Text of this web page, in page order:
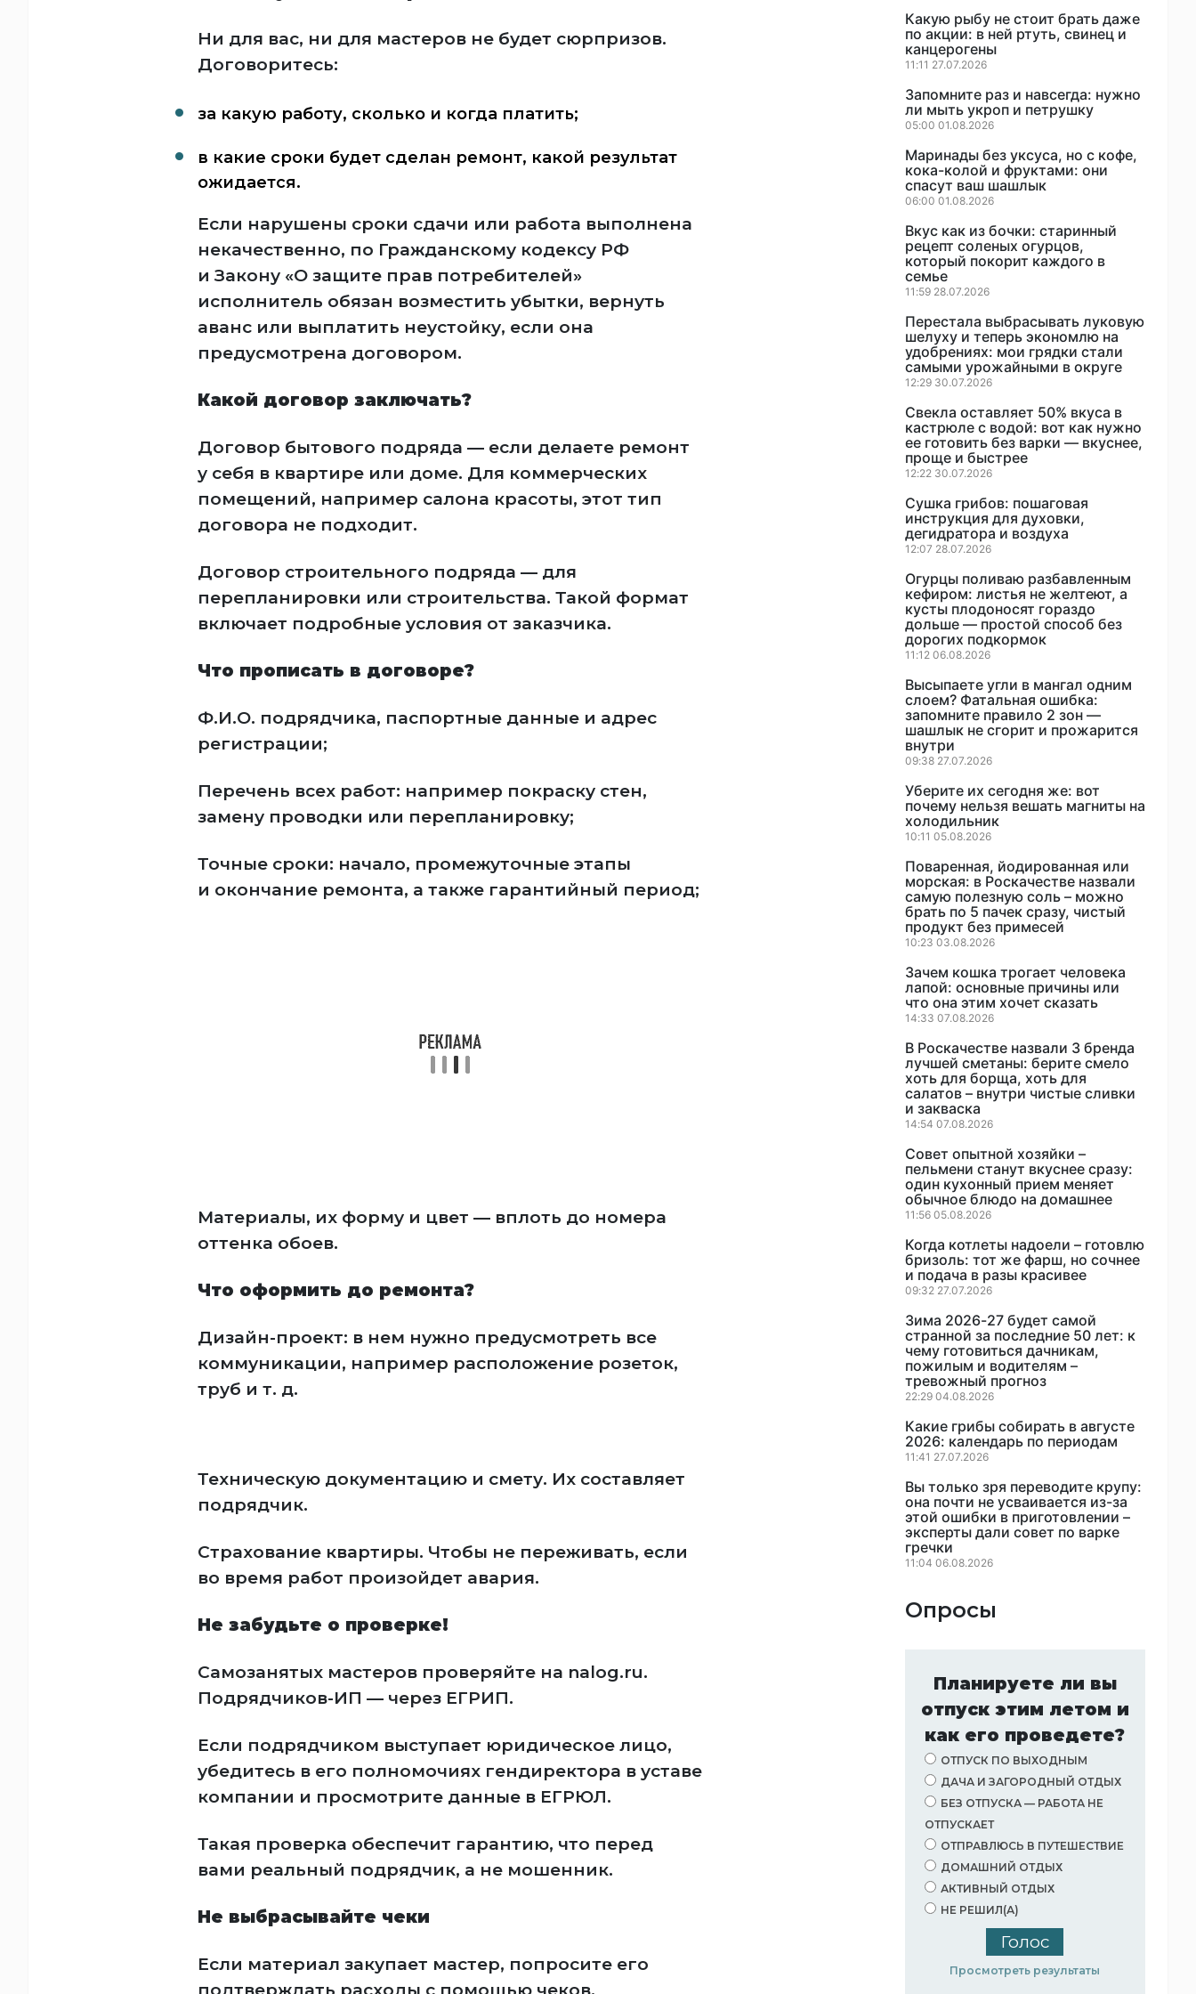
Ни для вас, ни для мастеров не будет сюрпризов.
Договоритесь:
за какую работу, сколько и когда платить;
в какие сроки будет сделан ремонт, какой результат
ожидается.
Если нарушены сроки сдачи или работа выполнена
некачественно, по Гражданскому кодексу РФ
и Закону «О защите прав потребителей»
исполнитель обязан возместить убытки, вернуть
аванс или выплатить неустойку, если она
предусмотрена договором.
Какой договор заключать?
Договор бытового подряда — если делаете ремонт
у себя в квартире или доме. Для коммерческих
помещений, например салона красоты, этот тип
договора не подходит.
Договор строительного подряда — для
перепланировки или строительства. Такой формат
включает подробные условия от заказчика.
Что прописать в договоре?
Ф.И.О. подрядчика, паспортные данные и адрес
регистрации;
Перечень всех работ: например покраску стен,
замену проводки или перепланировку;
Точные сроки: начало, промежуточные этапы
и окончание ремонта, а также гарантийный период;
Материалы, их форму и цвет — вплоть до номера
оттенка обоев.
Что оформить до ремонта?
Дизайн-проект: в нем нужно предусмотреть все
коммуникации, например расположение розеток,
труб и т. д.
Техническую документацию и смету. Их составляет
подрядчик.
Страхование квартиры. Чтобы не переживать, если
во время работ произойдет авария.
Не забудьте о проверке!
Самозанятых мастеров проверяйте на nalog.ru.
Подрядчиков-ИП — через ЕГРИП.
Если подрядчиком выступает юридическое лицо,
убедитесь в его полномочиях гендиректора в уставе
компании и просмотрите данные в ЕГРЮЛ.
Такая проверка обеспечит гарантию, что перед
вами реальный подрядчик, а не мошенник.
Не выбрасывайте чеки
Если материал закупает мастер, попросите его
Какую рыбу не стоит брать даже
по акции: в ней ртуть, свинец и
канцерогены
11:11 27.07.2026
Запомните раз и навсегда: нужно
ли мыть укроп и петрушку
05:00 01.08.2026
Маринады без уксуса, но с кофе,
кока-колой и фруктами: они
спасут ваш шашлык
06:00 01.08.2026
Вкус как из бочки: старинный
рецепт соленых огурцов,
который покорит каждого в
семье
11:59 28.07.2026
Перестала выбрасывать луковую
шелуху и теперь экономлю на
удобрениях: мои грядки стали
самыми урожайными в округе
12:29 30.07.2026
Свекла оставляет 50% вкуса в
кастрюле с водой: вот как нужно
ее готовить без варки — вкуснее,
проще и быстрее
12:22 30.07.2026
Сушка грибов: пошаговая
инструкция для духовки,
дегидратора и воздуха
12:07 28.07.2026
Огурцы поливаю разбавленным
кефиром: листья не желтеют, а
кусты плодоносят гораздо
дольше — простой способ без
дорогих подкормок
11:12 06.08.2026
Высыпаете угли в мангал одним
слоем? Фатальная ошибка:
запомните правило 2 зон —
шашлык не сгорит и прожарится
внутри
09:38 27.07.2026
Уберите их сегодня же: вот
почему нельзя вешать магниты на
холодильник
10:11 05.08.2026
Поваренная, йодированная или
морская: в Роскачестве назвали
самую полезную соль – можно
брать по 5 пачек сразу, чистый
продукт без примесей
10:23 03.08.2026
Зачем кошка трогает человека
лапой: основные причины или
что она этим хочет сказать
14:33 07.08.2026
В Роскачестве назвали 3 бренда
лучшей сметаны: берите смело
хоть для борща, хоть для
салатов – внутри чистые сливки
и закваска
14:54 07.08.2026
Совет опытной хозяйки –
пельмени станут вкуснее сразу:
один кухонный прием меняет
обычное блюдо на домашнее
11:56 05.08.2026
Когда котлеты надоели – готовлю
бризоль: тот же фарш, но сочнее
и подача в разы красивее
09:32 27.07.2026
Зима 2026-27 будет самой
странной за последние 50 лет: к
чему готовиться дачникам,
пожилым и водителям –
тревожный прогноз
22:29 04.08.2026
Какие грибы собирать в августе
2026: календарь по периодам
11:41 27.07.2026
Вы только зря переводите крупу:
она почти не усваивается из-за
этой ошибки в приготовлении –
эксперты дали совет по варке
гречки
11:04 06.08.2026
Опросы
Планируете ли вы
отпуск этим летом и
как его проведете?
ОТПУСК ПО ВЫХОДНЫМ
ДАЧА И ЗАГОРОДНЫЙ ОТДЫХ
БЕЗ ОТПУСКА — РАБОТА НЕ
ОТПУСКАЕТ
ОТПРАВЛЮСЬ В ПУТЕШЕСТВИЕ
ДОМАШНИЙ ОТДЫХ
АКТИВНЫЙ ОТДЫХ
НЕ РЕШИЛ(А)
Просмотреть результаты